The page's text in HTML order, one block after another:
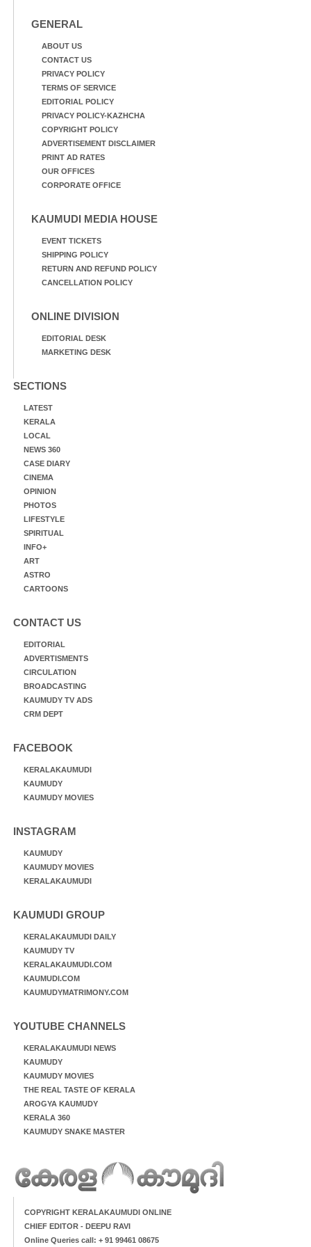
GENERAL
ABOUT US
CONTACT US
PRIVACY POLICY
TERMS OF SERVICE
EDITORIAL POLICY
PRIVACY POLICY-KAZHCHA
COPYRIGHT POLICY
ADVERTISEMENT DISCLAIMER
PRINT AD RATES
OUR OFFICES
CORPORATE OFFICE
KAUMUDI MEDIA HOUSE
EVENT TICKETS
SHIPPING POLICY
RETURN AND REFUND POLICY
CANCELLATION POLICY
ONLINE DIVISION
EDITORIAL DESK
MARKETING DESK
SECTIONS
LATEST
KERALA
LOCAL
NEWS 360
CASE DIARY
CINEMA
OPINION
PHOTOS
LIFESTYLE
SPIRITUAL
INFO+
ART
ASTRO
CARTOONS
CONTACT US
EDITORIAL
ADVERTISMENTS
CIRCULATION
BROADCASTING
KAUMUDY TV ADS
CRM DEPT
FACEBOOK
KERALAKAUMUDI
KAUMUDY
KAUMUDY MOVIES
INSTAGRAM
KAUMUDY
KAUMUDY MOVIES
KERALAKAUMUDI
KAUMUDI GROUP
KERALAKAUMUDI DAILY
KAUMUDY TV
KERALAKAUMUDI.COM
KAUMUDI.COM
KAUMUDYMATRIMONY.COM
YOUTUBE CHANNELS
KERALAKAUMUDI NEWS
KAUMUDY
KAUMUDY MOVIES
THE REAL TASTE OF KERALA
AROGYA KAUMUDY
KERALA 360
KAUMUDY SNAKE MASTER
COPYRIGHT KERALAKAUMUDI ONLINE
CHIEF EDITOR - DEEPU RAVI
Online Queries call: + 91 99461 08675